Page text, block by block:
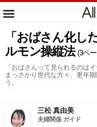
「おばさん化し
ルモン操縦法 (3ペ
「おばさんって見られるのは
まっさかり世代な方々、更年
う。
三松 真由美
夫婦関係 ガイド